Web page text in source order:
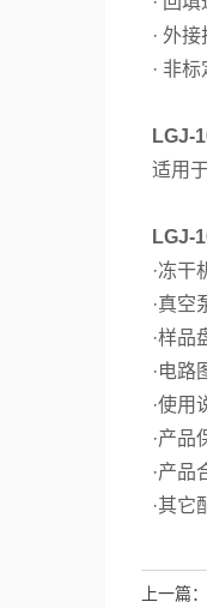
· 外
· 非标
LGJ-
适用
LGJ-
·冻干
·真空
·样品
·电路
·使用
·产品
·产品
·其它
上一篇：